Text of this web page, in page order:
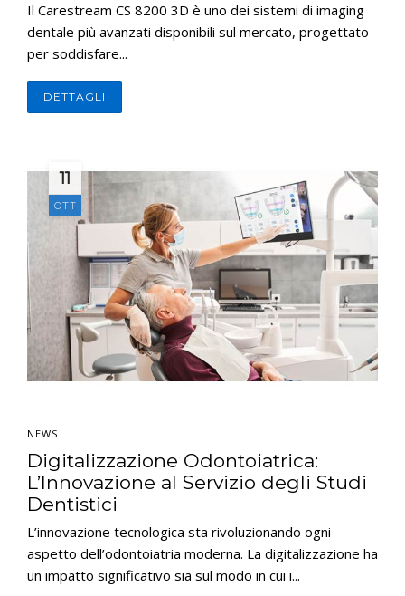
Il Carestream CS 8200 3D è uno dei sistemi di imaging
dentale più avanzati disponibili sul mercato, progettato
per soddisfare...
DETTAGLI
11
OTT
NEWS
Digitalizzazione Odontoiatrica:
L’Innovazione al Servizio degli Studi
Dentistici
L’innovazione tecnologica sta rivoluzionando ogni
aspetto dell’odontoiatria moderna. La digitalizzazione ha
un impatto significativo sia sul modo in cui i...